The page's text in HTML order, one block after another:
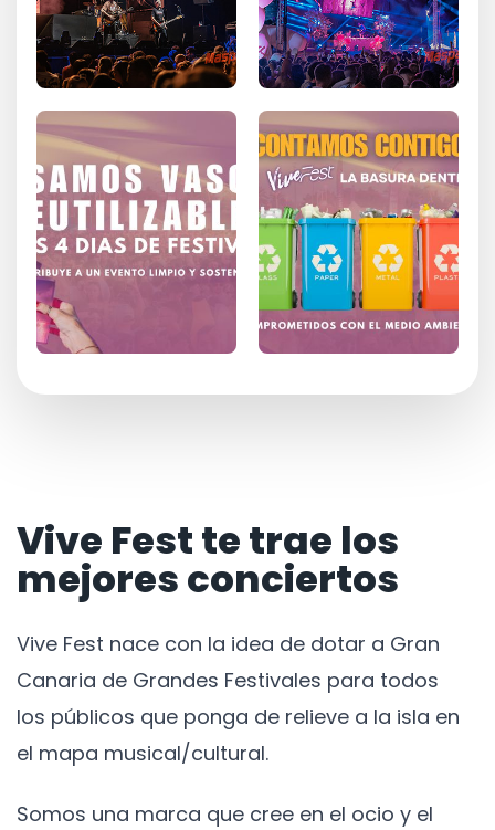
Vive Fest te trae los
mejores conciertos
Vive Fest nace con la idea de dotar a Gran
Canaria de Grandes Festivales para todos
los públicos que ponga de relieve a la isla en
el mapa musical/cultural.
Somos una marca que cree en el ocio y el